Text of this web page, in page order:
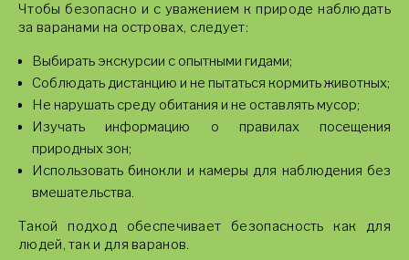
Чтобы безопасно и с уважением к природе наблюдать
за варанами на островах, следует:
Выбирать экскурсии с опытными гидами;
Соблюдать дистанцию и не пытаться кормить животных;
Не нарушать среду обитания и не оставлять мусор;
Изучать информацию о правилах посещения
природных зон;
Использовать бинокли и камеры для наблюдения без
вмешательства.
Такой подход обеспечивает безопасность как для
людей, так и для варанов.